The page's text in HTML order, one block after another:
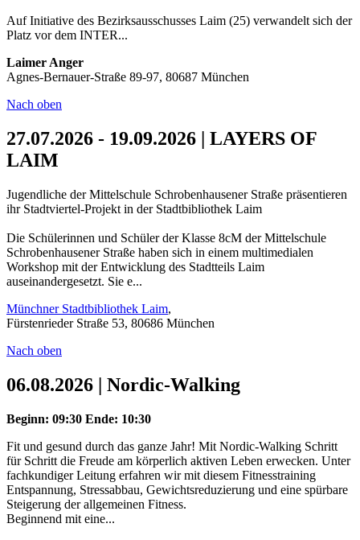
Auf Initiative des Bezirksausschusses Laim (25) verwandelt sich der
Platz vor dem INTER...
Laimer Anger
Agnes-Bernauer-Straße 89-97, 80687 München
Nach oben
27.07.2026 - 19.09.2026 | LAYERS OF
LAIM
Jugendliche der Mittelschule Schrobenhausener Straße präsentieren
ihr Stadtviertel-Projekt in der Stadtbibliothek Laim
Die Schülerinnen und Schüler der Klasse 8cM der Mittelschule
Schrobenhausener Straße haben sich in einem multimedialen
Workshop mit der Entwicklung des Stadtteils Laim
auseinandergesetzt. Sie e...
Münchner Stadtbibliothek Laim,
Fürstenrieder Straße 53, 80686 München
Nach oben
06.08.2026 | Nordic-Walking
Beginn: 09:30 Ende: 10:30
Fit und gesund durch das ganze Jahr! Mit Nordic-Walking Schritt
für Schritt die Freude am körperlich aktiven Leben erwecken. Unter
fachkundiger Leitung erfahren wir mit diesem Fitnesstraining
Entspannung, Stressabbau, Gewichtsreduzierung und eine spürbare
Steigerung der allgemeinen Fitness.
Beginnend mit eine...